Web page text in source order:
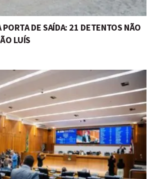
PORTA DE SAÍDA: 21 DETENTOS NÃO
LUÍS